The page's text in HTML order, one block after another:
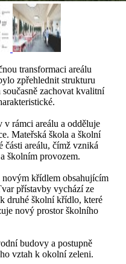
transformaci areálu
zpřehlednit strukturu
zachovat kvalitní
rámci areálu a odděluje
Mateřská škola a školní
části areálu, čímž vzniká
školním provozem.
křídlem obsahujícím
přístavby vychází ze
druhé školní křídlo, které
nový prostor školního
budovy a postupně
vztah k okolní zeleni.